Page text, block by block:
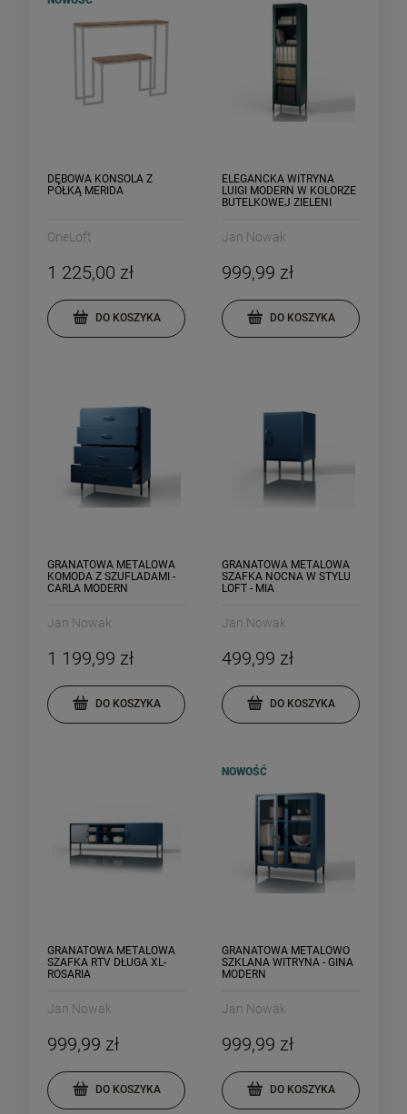
DĘBOWA KONSOLA Z
PÓŁKĄ MERIDA
OneLoft
1 225,00 zł
DO KOSZYKA
ELEGANCKA WITRYNA
LUIGI MODERN W KOLORZE
BUTELKOWEJ ZIELENI
Jan Nowak
999,99 zł
DO KOSZYKA
GRANATOWA METALOWA
KOMODA Z SZUFLADAMI -
CARLA MODERN
Jan Nowak
1 199,99 zł
DO KOSZYKA
GRANATOWA METALOWA
SZAFKA NOCNA W STYLU
LOFT - MIA
Jan Nowak
499,99 zł
DO KOSZYKA
GRANATOWA METALOWA
SZAFKA RTV DŁUGA XL-
ROSARIA
Jan Nowak
999,99 zł
DO KOSZYKA
GRANATOWA METALOWO
SZKLANA WITRYNA - GINA
MODERN
Jan Nowak
999,99 zł
DO KOSZYKA
NOWOŚĆ